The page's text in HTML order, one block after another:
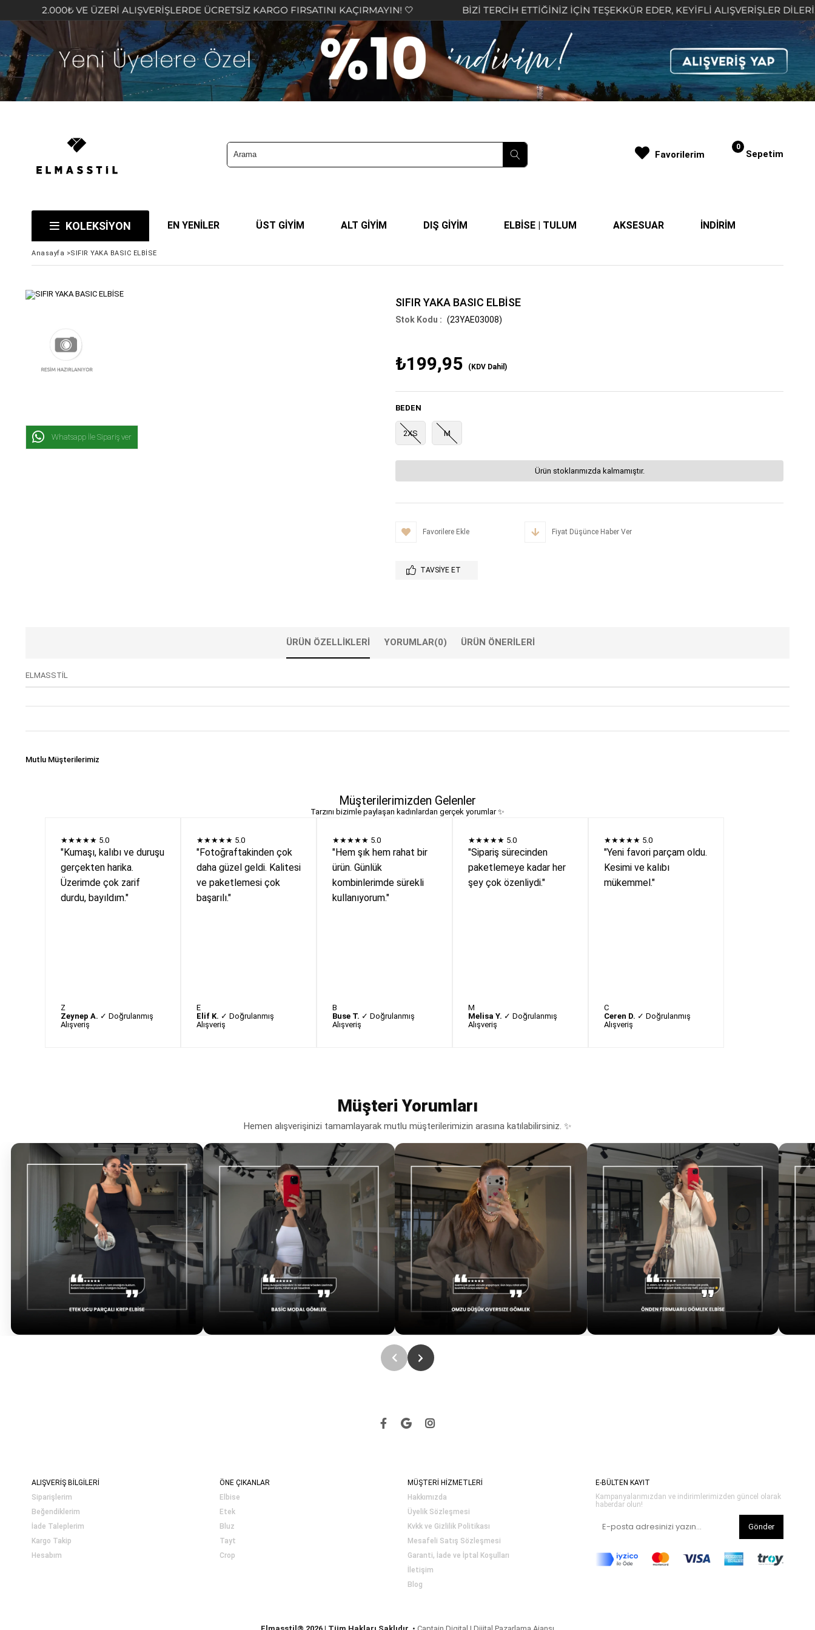
VE ÜZERİ ALIŞVERİŞLERDE ÜCRETSİZ KARGO FIRSATINI KAÇIRMAYIN! 🤍 BİZİ TERCİH ETTİĞİNİZ İÇİN TEŞEKKÜR EDER, KEYİFLİ ALIŞVERİŞLER DİLERİZ 🤍
Sepetim
0
KOLEKSİYON EN YENİLER ÜST GİYİM ALT GİYİM DIŞ GİYİM ELBİSE | TULUM AKSESUAR İNDİRİM
Favorilerim
Anasayfa >SIFIR YAKA BASIC ELBİSE
Whatsapp İle Sipariş ver
SIFIR YAKA BASIC ELBİSE
(23YAE03008)
₺199,95 (KDV Dahil)
BEDEN
2XS M
Ürün stoklarımızda kalmamıştır.
Favorilere Ekle Fiyat Düşünce Haber Ver
TAVSIYE ET
ÜRÜN ÖZELLIKLERI YORUMLAR(0) ÜRÜN ÖNERILERI
ELMASSTİL
Mutlu Müşterilerimiz
Müşterilerimizden Gelenler
Tarzını bizimle paylaşan kadınlardan gerçek yorumlar ✨
★★★★★ 5.0
"Kumaşı, kalıbı ve duruşu
gerçekten harika.
Üzerimde çok zarif
durdu, bayıldım."
Z
Zeynep A. ✓ Doğrulanmış
Alışveriş
★★★★★ 5.0
"Fotoğraftakinden çok
daha güzel geldi. Kalitesi
ve paketlemesi çok
başarılı."
E
Elif K. ✓ Doğrulanmış
Alışveriş
★★★★★ 5.0
"Hem şık hem rahat bir
ürün. Günlük
kombinlerimde sürekli
kullanıyorum."
B
Buse T. ✓ Doğrulanmış
Alışveriş
★★★★★ 5.0
"Sipariş sürecinden
paketlemeye kadar her
şey çok özenliydi."
M
Melisa Y. ✓ Doğrulanmış
Alışveriş
★★★★★ 5.0
"Yeni favori parçam oldu.
Kesimi ve kalıbı
mükemmel."
C
Ceren D. ✓ Doğrulanmış
Alışveriş
Müşteri Yorumları
Hemen alışverişinizi tamamlayarak mutlu müşterilerimizin arasına katılabilirsiniz. ✨
ALIŞVERİŞ BİLGİLERİ
Siparişlerim
Beğendiklerim
İade Taleplerim
Kargo Takip
Hesabım
ÖNE ÇIKANLAR
Elbise
Etek
Bluz
Tayt
Crop
MÜŞTERİ HİZMETLERİ
Hakkımızda
Üyelik Sözleşmesi
Kvkk ve Gizlilik Politikası
Mesafeli Satış Sözleşmesi
Garanti, İade ve İptal Koşulları
İletişim
Blog
E-BÜLTEN KAYIT
Kampanyalarımızdan ve indirimlerimizden güncel olarak
haberdar olun!
Gönder